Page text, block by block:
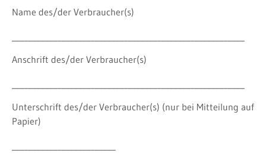
Name des/der Verbraucher(s)
Anschrift des/der Verbraucher(s)
Unterschrift des/der Verbraucher(s) (nur bei Mitteilung auf
Papier)